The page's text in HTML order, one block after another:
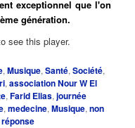
exceptionnel que l'on
génération.
see this player.
,Musique,Santé,Société,
,association Nour W El
,Farid Elias,journée
,medecine,Musique,non